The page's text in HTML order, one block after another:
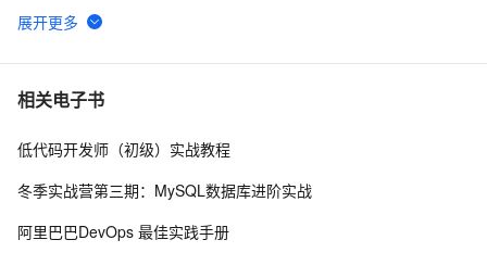
6 数据仓库介绍与实时数仓案例
7 分布式快照算法: Chandy-Lamport
8 MaxCompute执行作业慢的原因排查
转人工智能
相关电子书
低代码开发师（初级）实战教程
冬季实战营第三期：MySQL数据库进阶实战
阿里巴巴DevOps 最佳实践手册